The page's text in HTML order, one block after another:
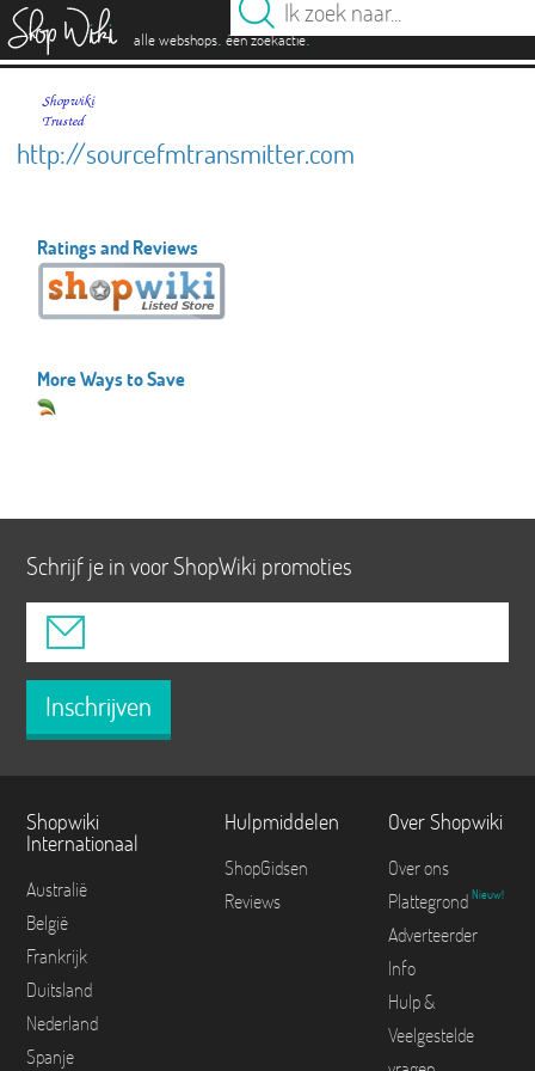
alle webshops. één zoekactie.
http://sourcefmtransmitter.com
Ratings and Reviews
More Ways to Save
Schrijf je in voor ShopWiki promoties
Inschrijven
Shopwiki
Internationaal
Australië
België
Frankrijk
Duitsland
Nederland
Spanje
Hulpmiddelen
ShopGidsen
Reviews
Over Shopwiki
Over ons
Plattegrond Nieuw!
Adverteerder
Info
Hulp &
Veelgestelde